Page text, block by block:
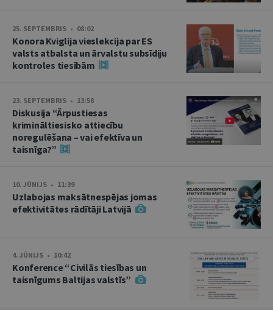
25. SEPTEMBRIS • 08:02
Konora Kviglija vieslekcija par ES
valsts atbalsta un ārvalstu subsīdiju
kontroles tiesībām
23. SEPTEMBRIS • 13:58
Diskusija “Ārpustiesas
krimināltiesisko attiecību
noregulēšana – vai efektīva un
taisnīga?”
10. JŪNIJS • 11:39
Uzlabojas maksātnespējas jomas
efektivitātes rādītāji Latvijā
4. JŪNIJS • 10:42
Konference “Civilās tiesības un
taisnīgums Baltijas valstīs”